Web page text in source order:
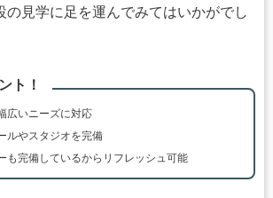
の見学に足を運んでみてはいかがでし
ト！
広いニーズに対応
ルやスタジオを完備
も完備しているからリフレッシュ可能